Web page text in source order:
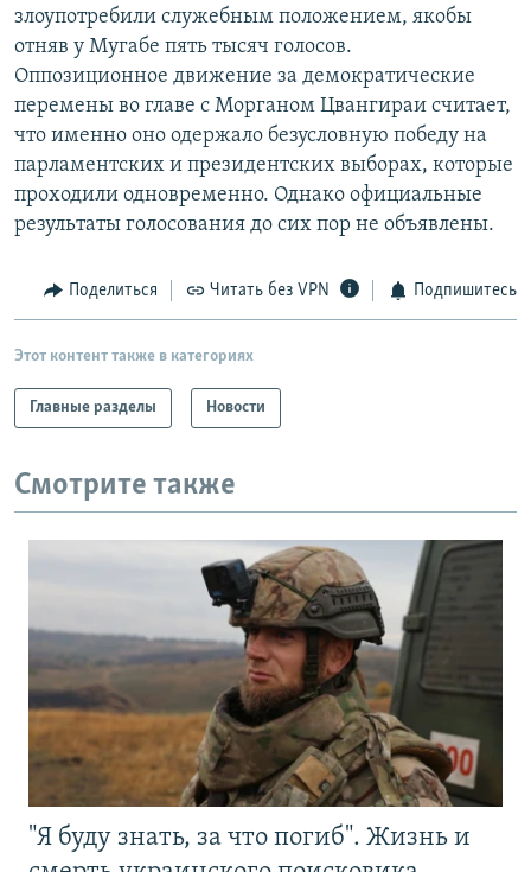
ПОДПИШИТЕСЬ НА РАССЫЛКУ
СОЦИАЛЬНЫЕ СЕТИ
Все сайты РСЕ/РС
злоупотребили служебным положением, якобы
отняв у Мугабе пять тысяч голосов.
Оппозиционное движение за демократические
перемены во главе с Морганом Цвангираи считает,
что именно оно одержало безусловную победу на
парламентских и президентских выборах, которые
проходили одновременно. Однако официальные
результаты голосования до сих пор не объявлены.
Поделиться Читать без VPN Подпишитесь
Этот контент также в категориях
Главные разделы Новости
Смотрите также
"Я буду знать, за что погиб". Жизнь и